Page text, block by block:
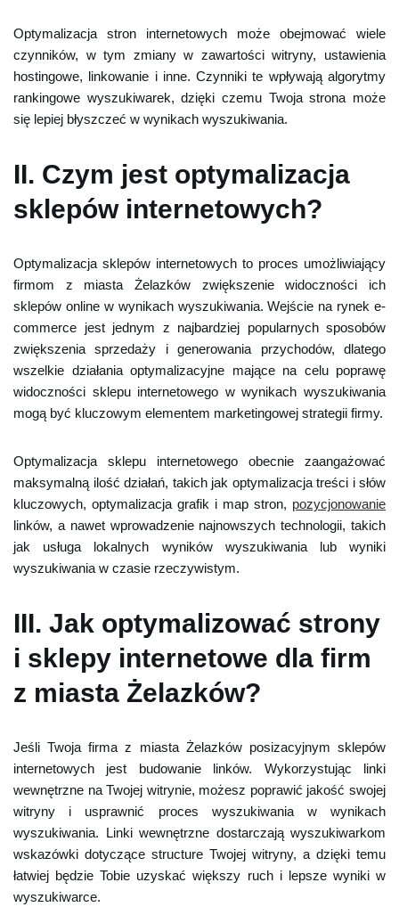
Optymalizacja stron internetowych może obejmować wiele
czynników, w tym zmiany w zawartości witryny, ustawienia
hostingowe, linkowanie i inne. Czynniki te wpływają algorytmy
rankingowe wyszukiwarek, dzięki czemu Twoja strona może
się lepiej błyszczeć w wynikach wyszukiwania.
II. Czym jest optymalizacja
sklepów internetowych?
Optymalizacja sklepów internetowych to proces umożliwiający
firmom z miasta Żelazków zwiększenie widoczności ich
sklepów online w wynikach wyszukiwania. Wejście na rynek e-
commerce jest jednym z najbardziej popularnych sposobów
zwiększenia sprzedaży i generowania przychodów, dlatego
wszelkie działania optymalizacyjne mające na celu poprawę
widoczności sklepu internetowego w wynikach wyszukiwania
mogą być kluczowym elementem marketingowej strategii firmy.
Optymalizacja sklepu internetowego obecnie zaangażować
maksymalną ilość działań, takich jak optymalizacja treści i słów
kluczowych, optymalizacja grafik i map stron, pozycjonowanie
linków, a nawet wprowadzenie najnowszych technologii, takich
jak usługa lokalnych wyników wyszukiwania lub wyniki
wyszukiwania w czasie rzeczywistym.
III. Jak optymalizować strony
i sklepy internetowe dla firm
z miasta Żelazków?
Jeśli Twoja firma z miasta Żelazków posizacyjnym sklepów
internetowych jest budowanie linków. Wykorzystując linki
wewnętrzne na Twojej witrynie, możesz poprawić jakość swojej
witryny i usprawnić proces wyszukiwania w wynikach
wyszukiwania. Linki wewnętrzne dostarczają wyszukiwarkom
wskazówki dotyczące structure Twojej witryny, a dzięki temu
łatwiej będzie Tobie uzyskać większy ruch i lepsze wyniki w
wyszukiwarce.